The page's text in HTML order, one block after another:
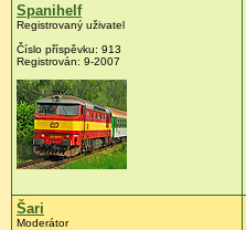
Spanihelf
Registrovaný uživatel
Číslo příspěvku: 913
Registrován: 9-2007
Šari
Moderátor